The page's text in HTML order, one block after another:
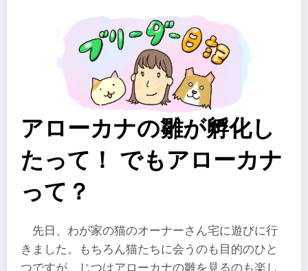
アローカナの雛が孵化し
たって！ でもアローカナ
って？
先日、わが家の猫のオーナーさん宅に遊びに行
きました。もちろん猫たちに会うのも目的のひと
つですが、じつはアローカナの雛を見るのも楽し